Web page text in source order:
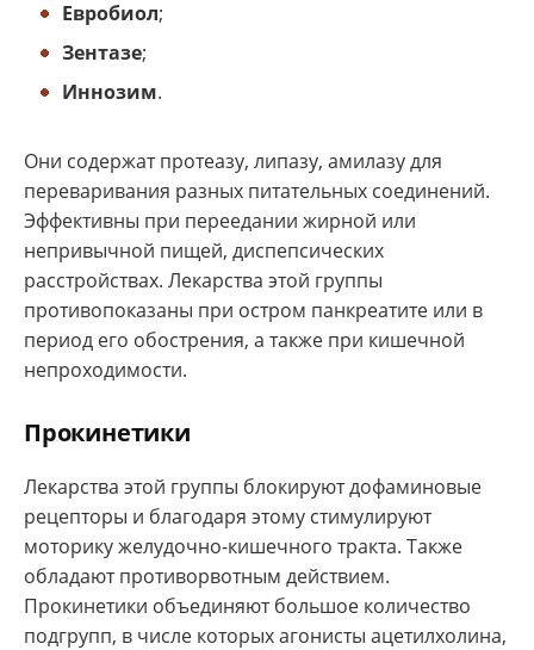
Евробиол;
Зентазе;
Иннозим.
Они содержат протеазу, липазу, амилазу для
переваривания разных питательных соединений.
Эффективны при переедании жирной или
непривычной пищей, диспепсических
расстройствах. Лекарства этой группы
противопоказаны при остром панкреатите или в
период его обострения, а также при кишечной
непроходимости.
Прокинетики
Лекарства этой группы блокируют дофаминовые
рецепторы и благодаря этому стимулируют
моторику желудочно-кишечного тракта. Также
обладают противорвотным действием.
Прокинетики объединяют большое количество
подгрупп, в числе которых агонисты ацетилхолина,